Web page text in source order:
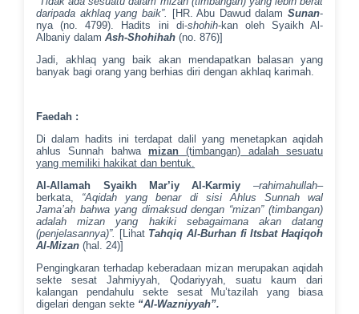
daripada akhlaq yang baik”.
[HR. Abu Dawud dalam Sunan-
nya (no. 4799). Hadits ini di-shohih-kan oleh Syaikh Al-
Albaniy dalamAsh-Shohihah (no. 876)]
Jadi, akhlaq yang baik akan mendapatkan balasan yang
banyak bagi orang yang berhias diri dengan akhlaq karimah.
Faedah :
Di dalam hadits ini terdapat dalil yang menetapkan aqidah
ahlus Sunnah bahwa mizan (timbangan) adalah sesuatu
yang memiliki hakikat dan bentuk.
Al-Allamah Syaikh Mar’iy Al-Karmiy –rahimahullah–
berkata, “Aqidah yang benar di sisi Ahlus Sunnah wal
Jama’ah bahwa yang dimaksud dengan “mizan” (timbangan)
adalah mizan yang hakiki sebagaimana akan datang
(penjelasannya)”.
[Lihat Tahqiq Al-Burhan fi Itsbat Haqiqoh
Al-Mizan (hal. 24)]
Pengingkaran terhadap keberadaan mizan merupakan aqidah
sekte sesat Jahmiyyah, Qodariyyah, suatu kaum dari
kalangan pendahulu sekte sesat Mu’tazilah yang biasa
digelari dengan sekte “Al-Wazniyyah”.